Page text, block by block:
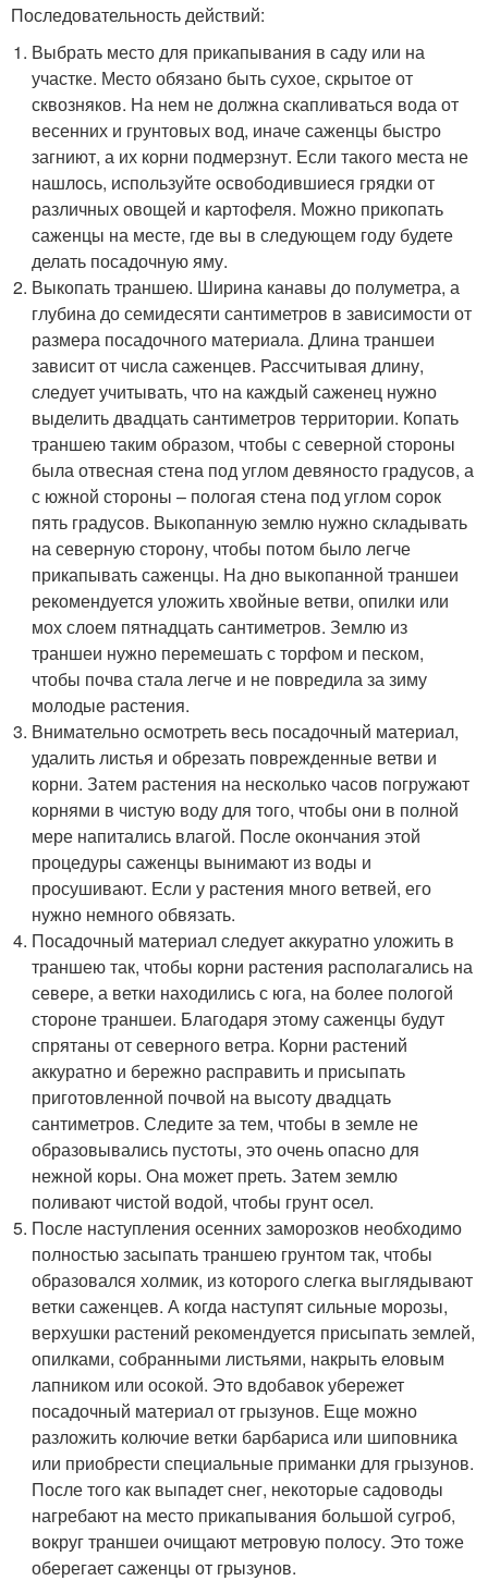
Последовательность действий:
Выбрать место для прикапывания в саду или на
участке. Место обязано быть сухое, скрытое от
сквозняков. На нем не должна скапливаться вода от
весенних и грунтовых вод, иначе саженцы быстро
загниют, а их корни подмерзнут. Если такого места не
нашлось, используйте освободившиеся грядки от
различных овощей и картофеля. Можно прикопать
саженцы на месте, где вы в следующем году будете
делать посадочную яму.
Выкопать траншею. Ширина канавы до полуметра, а
глубина до семидесяти сантиметров в зависимости от
размера посадочного материала. Длина траншеи
зависит от числа саженцев. Рассчитывая длину,
следует учитывать, что на каждый саженец нужно
выделить двадцать сантиметров территории. Копать
траншею таким образом, чтобы с северной стороны
была отвесная стена под углом девяносто градусов, а
с южной стороны – пологая стена под углом сорок
пять градусов. Выкопанную землю нужно складывать
на северную сторону, чтобы потом было легче
прикапывать саженцы. На дно выкопанной траншеи
рекомендуется уложить хвойные ветви, опилки или
мох слоем пятнадцать сантиметров. Землю из
траншеи нужно перемешать с торфом и песком,
чтобы почва стала легче и не повредила за зиму
молодые растения.
Внимательно осмотреть весь посадочный материал,
удалить листья и обрезать поврежденные ветви и
корни. Затем растения на несколько часов погружают
корнями в чистую воду для того, чтобы они в полной
мере напитались влагой. После окончания этой
процедуры саженцы вынимают из воды и
просушивают. Если у растения много ветвей, его
нужно немного обвязать.
Посадочный материал следует аккуратно уложить в
траншею так, чтобы корни растения располагались на
севере, а ветки находились с юга, на более пологой
стороне траншеи. Благодаря этому саженцы будут
спрятаны от северного ветра. Корни растений
аккуратно и бережно расправить и присыпать
приготовленной почвой на высоту двадцать
сантиметров. Следите за тем, чтобы в земле не
образовывались пустоты, это очень опасно для
нежной коры. Она может преть. Затем землю
поливают чистой водой, чтобы грунт осел.
После наступления осенних заморозков необходимо
полностью засыпать траншею грунтом так, чтобы
образовался холмик, из которого слегка выглядывают
ветки саженцев. А когда наступят сильные морозы,
верхушки растений рекомендуется присыпать землей,
опилками, собранными листьями, накрыть еловым
лапником или осокой. Это вдобавок убережет
посадочный материал от грызунов. Еще можно
разложить колючие ветки барбариса или шиповника
или приобрести специальные приманки для грызунов.
После того как выпадет снег, некоторые садоводы
нагребают на место прикапывания большой сугроб,
вокруг траншеи очищают метровую полосу. Это тоже
оберегает саженцы от грызунов.